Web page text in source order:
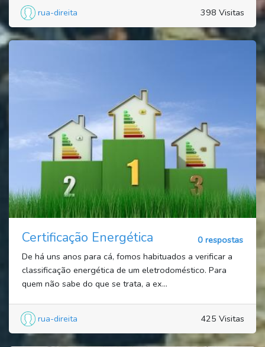
rua-direita 398 Visitas
Certificação Energética
0 respostas
De há uns anos para cá, fomos habituados a verificar a
classificação energética de um eletrodoméstico. Para
quem não sabe do que se trata, a ex...
rua-direita 425 Visitas